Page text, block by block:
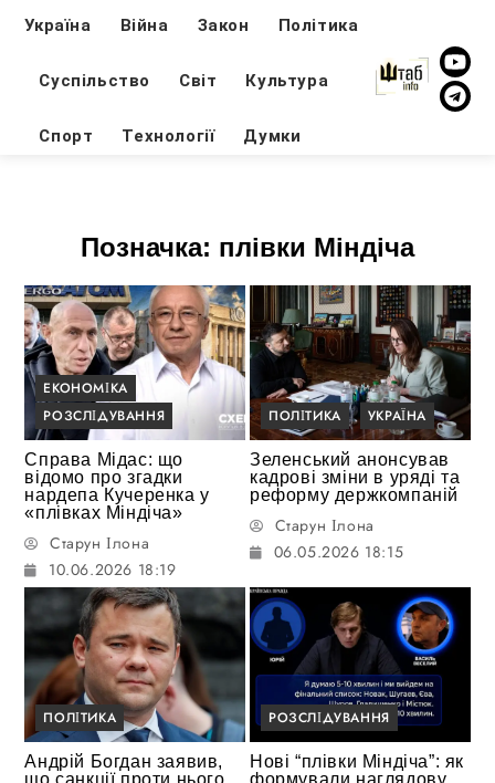
Україна Війна Закон Політика
Суспільство Світ Культура
Спорт Технології Думки
Позначка: плівки Міндіча
ЕКОНОМІКА
РОЗСЛІДУВАННЯ
Справа Мідас: що
відомо про згадки
нардепа Кучеренка у
«плівках Міндіча»
Старун Ілона
10.06.2026 18:19
ПОЛІТИКА УКРАЇНА
Зеленський анонсував
кадрові зміни в уряді та
реформу держкомпаній
Старун Ілона
06.05.2026 18:15
ПОЛІТИКА
Андрій Богдан заявив,
що санкції проти нього
РОЗСЛІДУВАННЯ
Нові “плівки Міндіча”: як
формували наглядову